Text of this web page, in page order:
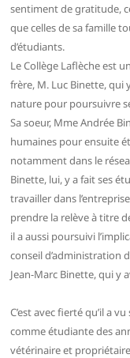
sentiment de gratitude,
que celles de sa famille
d’étudiants.
Le Collège Laflèche est
frère, M. Luc Binette, qui
nature pour poursuivre
Sa soeur, Mme Andrée
humaines pour ensuite
notamment dans le
Binette, lui, y a fait ses
travailler dans
prendre la relève à titre
il a aussi poursuivi
conseil d’administration
Jean-Marc Binette, qui y
C’est avec fierté qu’il a
comme étudiante des
vétérinaire et